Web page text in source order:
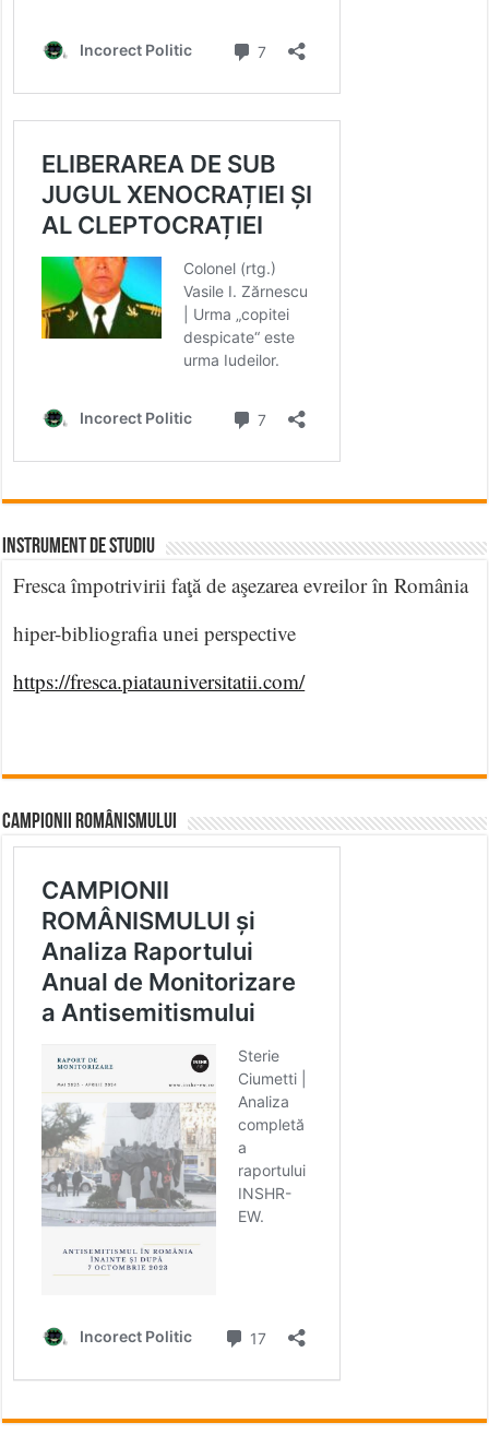
INSTRUMENT DE STUDIU
Fresca împotrivirii faţă de aşezarea evreilor în România
hiper-bibliografia unei perspective
https://fresca.piatauniversitatii.com/
CAMPIONII ROMÂNISMULUI